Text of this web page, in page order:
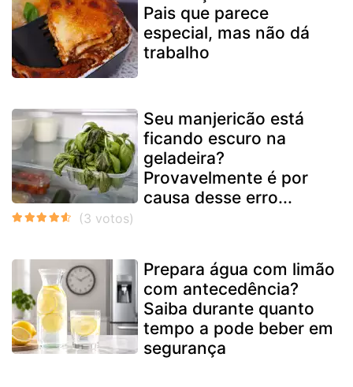
Pais que parece
especial, mas não dá
trabalho
Seu manjericão está
ficando escuro na
geladeira?
Provavelmente é por
causa desse erro...
Prepara água com limão
com antecedência?
Saiba durante quanto
tempo a pode beber em
segurança